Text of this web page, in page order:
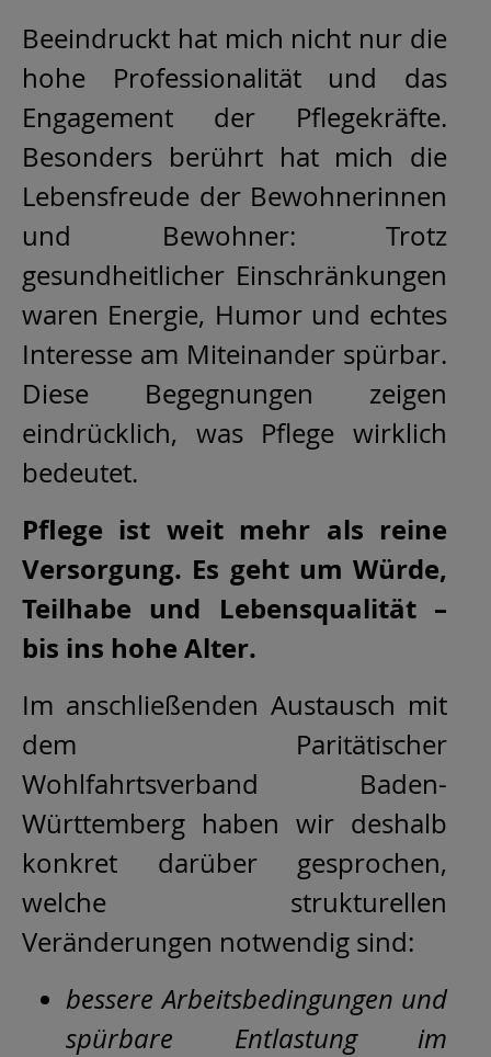
Beeindruckt hat mich nicht nur die
hohe Professionalität und das
Engagement der Pflegekräfte.
Besonders berührt hat mich die
Lebensfreude der Bewohnerinnen
und Bewohner: Trotz
gesundheitlicher Einschränkungen
waren Energie, Humor und echtes
Interesse am Miteinander spürbar.
Diese Begegnungen zeigen
eindrücklich, was Pflege wirklich
bedeutet.
Pflege ist weit mehr als reine
Versorgung. Es geht um Würde,
Teilhabe und Lebensqualität –
bis ins hohe Alter.
Im anschließenden Austausch mit
dem Paritätischer
Wohlfahrtsverband Baden-
Württemberg haben wir deshalb
konkret darüber gesprochen,
welche strukturellen
Veränderungen notwendig sind:
bessere Arbeitsbedingungen und
spürbare Entlastung im